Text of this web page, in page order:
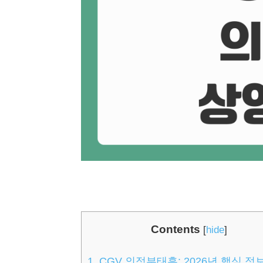
Contents [hide]